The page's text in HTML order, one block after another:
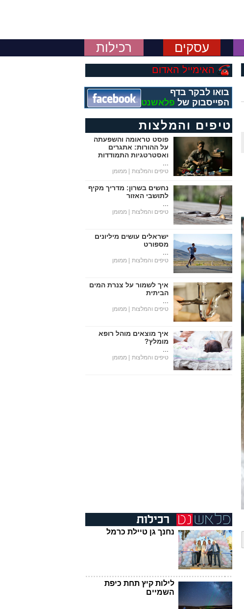
עסקים רכילות
האימייל האדום
בואו לבקר בדף
הפייסבוק של פלאשנט
טיפים והמלצות
פוסט טראומה והשפעתה
על ההורות: אתגרים
ואסטרטגיות התמודדות
טיפים והמלצות | ממומן
נחשים בשרון: מדריך מקיף
לתושבי האזור
טיפים והמלצות | ממומן
ישראלים עושים מיליונים
מספורט
טיפים והמלצות | ממומן
איך לשמור על צנרת המים
הביתית
טיפים והמלצות | ממומן
איך מוצאים מוהל רופא
מומלץ?
טיפים והמלצות | ממומן
נחנך גן טיילת כרמל
לילות קיץ תחת כיפת
השמיים